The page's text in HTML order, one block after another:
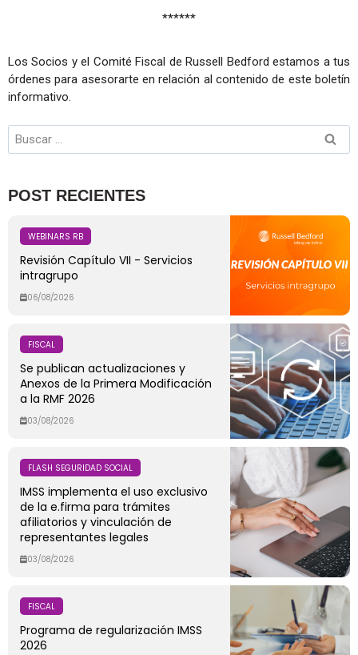
******
Los Socios y el Comité Fiscal de Russell Bedford estamos a tus
órdenes para asesorarte en relación al contenido de este boletín
informativo.
POST RECIENTES
WEBINARS RB
Revisión Capítulo VII - Servicios
intragrupo
06/08/2026
FISCAL
Se publican actualizaciones y
Anexos de la Primera Modificación
a la RMF 2026
03/08/2026
FLASH SEGURIDAD SOCIAL
IMSS implementa el uso exclusivo
de la e.firma para trámites
afiliatorios y vinculación de
representantes legales
03/08/2026
FISCAL
Programa de regularización IMSS
2026